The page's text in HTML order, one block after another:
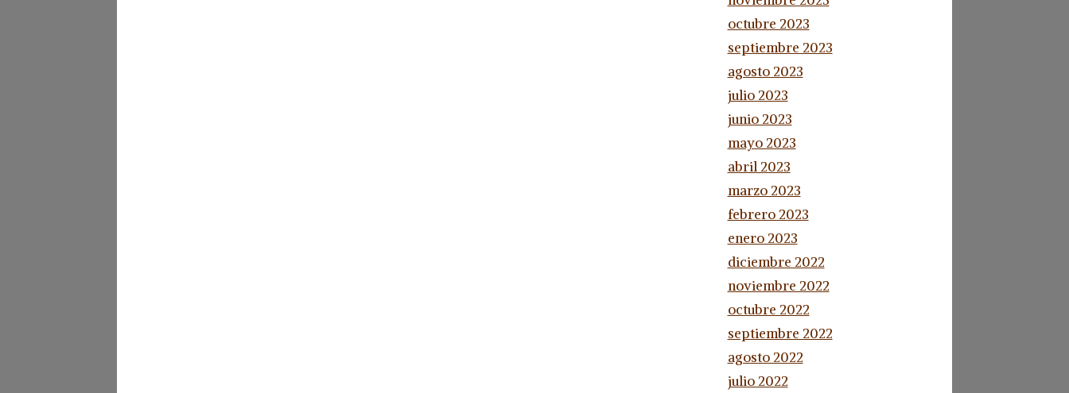
octubre 2023
septiembre 2023
agosto 2023
julio 2023
junio 2023
mayo 2023
abril 2023
marzo 2023
febrero 2023
enero 2023
diciembre 2022
noviembre 2022
octubre 2022
septiembre 2022
agosto 2022
julio 2022